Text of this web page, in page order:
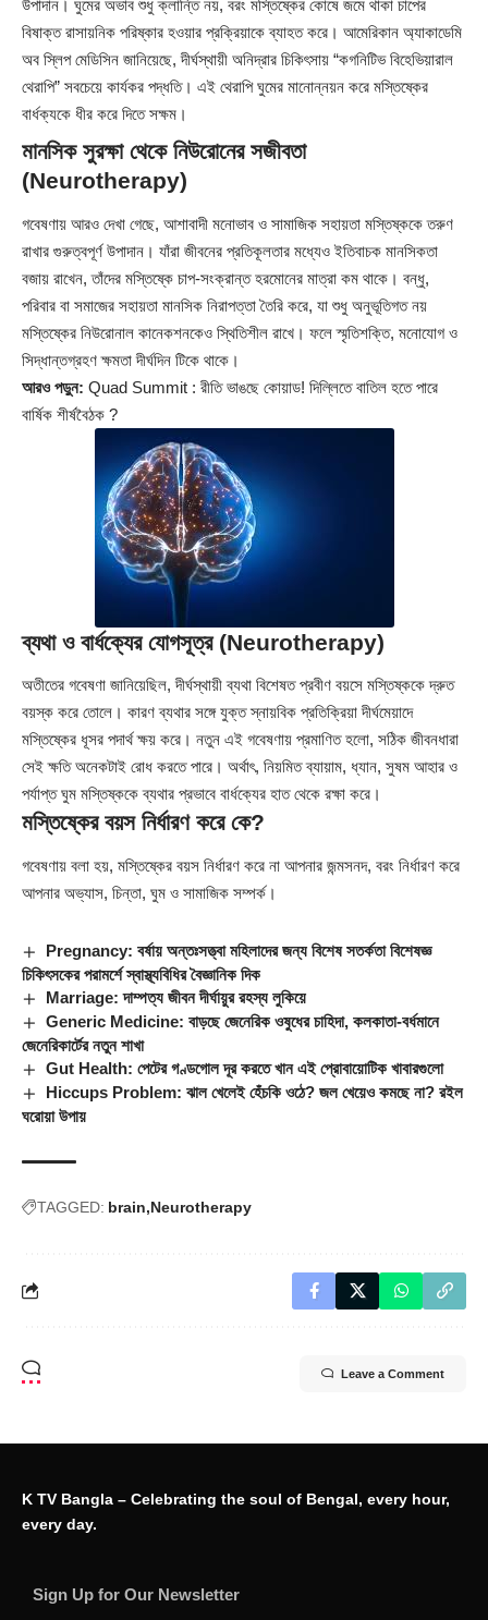
উপাদান। ঘুমের অভাব শুধু ক্লান্তি নয়, বরং মস্তিষ্কের কোষে জমে থাকা চাপের
বিষাক্ত রাসায়নিক পরিষ্কার হওয়ার প্রক্রিয়াকে ব্যাহত করে। আমেরিকান অ্যাকাডেমি
অব স্লিপ মেডিসিন জানিয়েছে, দীর্ঘস্থায়ী অনিদ্রার চিকিৎসায় “কগনিটিভ বিহেভিয়ারাল
থেরাপি” সবচেয়ে কার্যকর পদ্ধতি। এই থেরাপি ঘুমের মানোন্নয়ন করে মস্তিষ্কের
বার্ধক্যকে ধীর করে দিতে সক্ষম।
মানসিক সুরক্ষা থেকে নিউরোনের সজীবতা
(Neurotherapy)
গবেষণায় আরও দেখা গেছে, আশাবাদী মনোভাব ও সামাজিক সহায়তা মস্তিষ্ককে তরুণ
রাখার গুরুত্বপূর্ণ উপাদান। যাঁরা জীবনের প্রতিকূলতার মধ্যেও ইতিবাচক মানসিকতা
বজায় রাখেন, তাঁদের মস্তিষ্কে চাপ-সংক্রান্ত হরমোনের মাত্রা কম থাকে। বন্ধু,
পরিবার বা সমাজের সহায়তা মানসিক নিরাপত্তা তৈরি করে, যা শুধু অনুভূতিগত নয়
মস্তিষ্কের নিউরোনাল কানেকশনকেও স্থিতিশীল রাখে। ফলে স্মৃতিশক্তি, মনোযোগ ও
সিদ্ধান্তগ্রহণ ক্ষমতা দীর্ঘদিন টিকে থাকে।
আরও পড়ুন: Quad Summit : রীতি ভাঙছে কোয়াড! দিল্লিতে বাতিল হতে পারে
বার্ষিক শীর্ষবৈঠক ?
ব্যথা ও বার্ধক্যের যোগসূত্র (Neurotherapy)
অতীতের গবেষণা জানিয়েছিল, দীর্ঘস্থায়ী ব্যথা বিশেষত প্রবীণ বয়সে মস্তিষ্ককে দ্রুত
বয়স্ক করে তোলে। কারণ ব্যথার সঙ্গে যুক্ত স্নায়বিক প্রতিক্রিয়া দীর্ঘমেয়াদে
মস্তিষ্কের ধূসর পদার্থ ক্ষয় করে। নতুন এই গবেষণায় প্রমাণিত হলো, সঠিক জীবনধারা
সেই ক্ষতি অনেকটাই রোধ করতে পারে। অর্থাৎ, নিয়মিত ব্যায়াম, ধ্যান, সুষম আহার ও
পর্যাপ্ত ঘুম মস্তিষ্ককে ব্যথার প্রভাবে বার্ধক্যের হাত থেকে রক্ষা করে।
মস্তিষ্কের বয়স নির্ধারণ করে কে?
গবেষণায় বলা হয়, মস্তিষ্কের বয়স নির্ধারণ করে না আপনার জন্মসনদ, বরং নির্ধারণ করে
আপনার অভ্যাস, চিন্তা, ঘুম ও সামাজিক সম্পর্ক।
Pregnancy: বর্ষায় অন্তঃসত্ত্বা মহিলাদের জন্য বিশেষ সতর্কতা বিশেষজ্ঞ
চিকিৎসকের পরামর্শে স্বাস্থ্যবিধির বৈজ্ঞানিক দিক
Marriage: দাম্পত্য জীবন দীর্ঘায়ুর রহস্য লুকিয়ে
Generic Medicine: বাড়ছে জেনেরিক ওষুধের চাহিদা, কলকাতা-বর্ধমানে
জেনেরিকার্টের নতুন শাখা
Gut Health: পেটের গণ্ডগোল দূর করতে খান এই প্রোবায়োটিক খাবারগুলো
Hiccups Problem: ঝাল খেলেই হেঁচকি ওঠে? জল খেয়েও কমছে না? রইল
ঘরোয়া উপায়
TAGGED: brain Neurotherapy
Leave a Comment
K TV Bangla – Celebrating the soul of Bengal, every hour,
every day.
Sign Up for Our Newsletter